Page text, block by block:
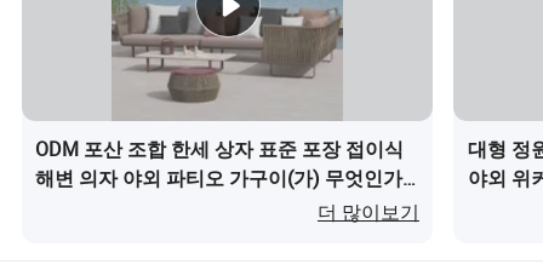
ODM 포산 조합 한세 상자 표준 포장 접이식
해변 의자 야외 파티오 가구이(가) 무엇인가
더 많이보기
대형 정
야외 위